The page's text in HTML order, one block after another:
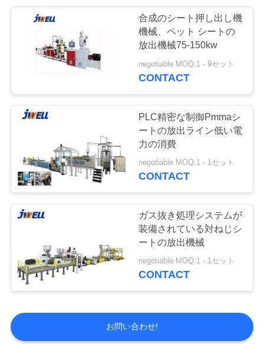
合成のシート押し出し機
機械、ペット シートの
放出機械75-150kw
negotiable MOQ:1 - 9セット
CONTACT
PLC精密な制御Pmmaシ
ートの放出ライン低い電
力の消費
negotiable MOQ:1 - 1セット
CONTACT
ガス抜き処理システムが
装備されている対ねじシ
ートの放出機械
negotiable MOQ:1 - 1セット
CONTACT
お問い合わせ!